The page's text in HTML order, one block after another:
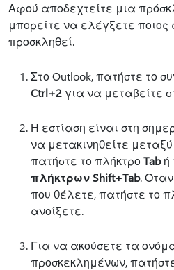
Αφού αποδεχτείτε μια
μπορείτε να ελέγξετε ποιος
προσκληθεί.
Στο Outlook, πατήστε το
Ctrl+2 για να μεταβείτε
Η εστίαση είναι στη
να μετακινηθείτε
πατήστε το πλήκτροTabή
πλήκτρων Shift+Tab.
που θέλετε, πατήστε το
ανοίξετε.
Για να ακούσετε τα
προσκεκλημένων,